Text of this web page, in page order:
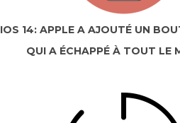
IOS 14: APPLE A AJOUTÉ UN
QUI A ÉCHAPPÉ À TOUT LE